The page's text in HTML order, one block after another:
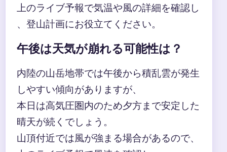
上のライブ予報で気温や風の詳細を確認し
、登山計画にお役立てください。
午後は天気が崩れる可能性は？
内陸の山岳地帯では午後から積乱雲が発生
しやすい傾向がありますが、
本日は高気圧圏内のため夕方まで安定した
晴天が続くでしょう。
山頂付近では風が強まる場合があるので、